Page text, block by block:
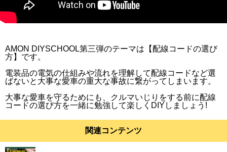
AMON DIYSCHOOL第三弾のテーマは【配線コードの選び
方】です。
電装品の電気の仕組みや流れを理解して配線コードなど選
ばないと大事な愛車の重大な事故に繋がってしまいます。
大事な愛車を守るためにも、クルマいじりをする前に配線
コードの選び方を一緒に勉強して楽しくDIYしましょう!
関連コンテンツ